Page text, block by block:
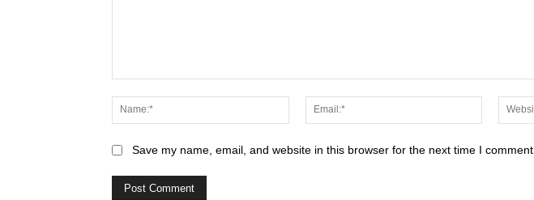
Name:*
Email:*
Save my name, email, and website in this browser for the next time I comment.